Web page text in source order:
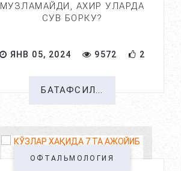
МУЗЛАМАЙДИ, АХИР УЛАРДА
СУВ БОРКУ?
ЯНВ 05, 2024 9572 2
БАТАФСИЛ...
ОФТАЛЬМОЛОГИЯ